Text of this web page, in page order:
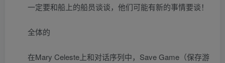
一定要和船上的船员谈谈，他们可能有新的事情要谈！
全体的
在Mary Celeste上和对话序列中，Save Game（保存游